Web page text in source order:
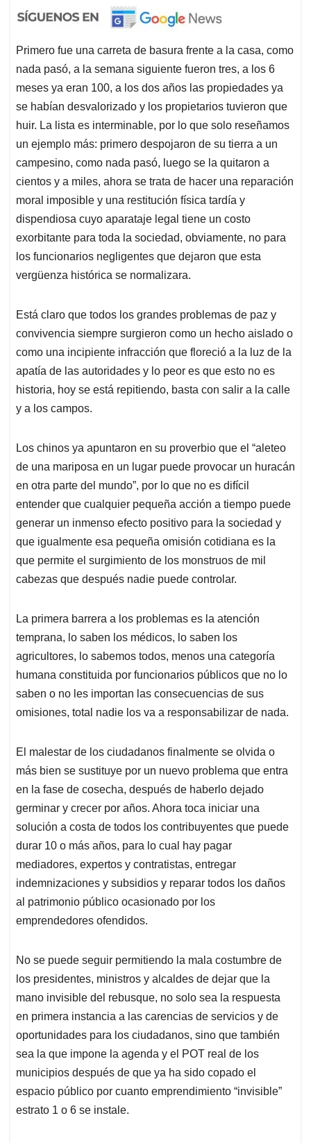
Primero fue una carreta de basura frente a la casa, como
nada pasó, a la semana siguiente fueron tres, a los 6
meses ya eran 100, a los dos años las propiedades ya
se habían desvalorizado y los propietarios tuvieron que
huir. La lista es interminable, por lo que solo reseñamos
un ejemplo más: primero despojaron de su tierra a un
campesino, como nada pasó, luego se la quitaron a
cientos y a miles, ahora se trata de hacer una reparación
moral imposible y una restitución física tardía y
dispendiosa cuyo aparataje legal tiene un costo
exorbitante para toda la sociedad, obviamente, no para
los funcionarios negligentes que dejaron que esta
vergüenza histórica se normalizara.
Está claro que todos los grandes problemas de paz y
convivencia siempre surgieron como un hecho aislado o
como una incipiente infracción que floreció a la luz de la
apatía de las autoridades y lo peor es que esto no es
historia, hoy se está repitiendo, basta con salir a la calle
y a los campos.
Los chinos ya apuntaron en su proverbio que el “aleteo
de una mariposa en un lugar puede provocar un huracán
en otra parte del mundo”, por lo que no es difícil
entender que cualquier pequeña acción a tiempo puede
generar un inmenso efecto positivo para la sociedad y
que igualmente esa pequeña omisión cotidiana es la
que permite el surgimiento de los monstruos de mil
cabezas que después nadie puede controlar.
La primera barrera a los problemas es la atención
temprana, lo saben los médicos, lo saben los
agricultores, lo sabemos todos, menos una categoría
humana constituida por funcionarios públicos que no lo
saben o no les importan las consecuencias de sus
omisiones, total nadie los va a responsabilizar de nada.
El malestar de los ciudadanos finalmente se olvida o
más bien se sustituye por un nuevo problema que entra
en la fase de cosecha, después de haberlo dejado
germinar y crecer por años. Ahora toca iniciar una
solución a costa de todos los contribuyentes que puede
durar 10 o más años, para lo cual hay pagar
mediadores, expertos y contratistas, entregar
indemnizaciones y subsidios y reparar todos los daños
al patrimonio público ocasionado por los
emprendedores ofendidos.
No se puede seguir permitiendo la mala costumbre de
los presidentes, ministros y alcaldes de dejar que la
mano invisible del rebusque, no solo sea la respuesta
en primera instancia a las carencias de servicios y de
oportunidades para los ciudadanos, sino que también
sea la que impone la agenda y el POT real de los
municipios después de que ya ha sido copado el
espacio público por cuanto emprendimiento “invisible”
estrato 1 o 6 se instale.